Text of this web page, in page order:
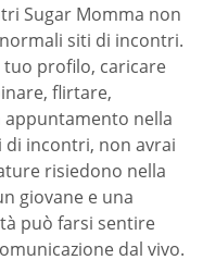
Sugar Momma non
siti di incontri.
profilo, caricare
flirtare,
appuntamento nella
di incontri, non avrai
risiedono nella
giovane e una
può farsi sentire
dal vivo.